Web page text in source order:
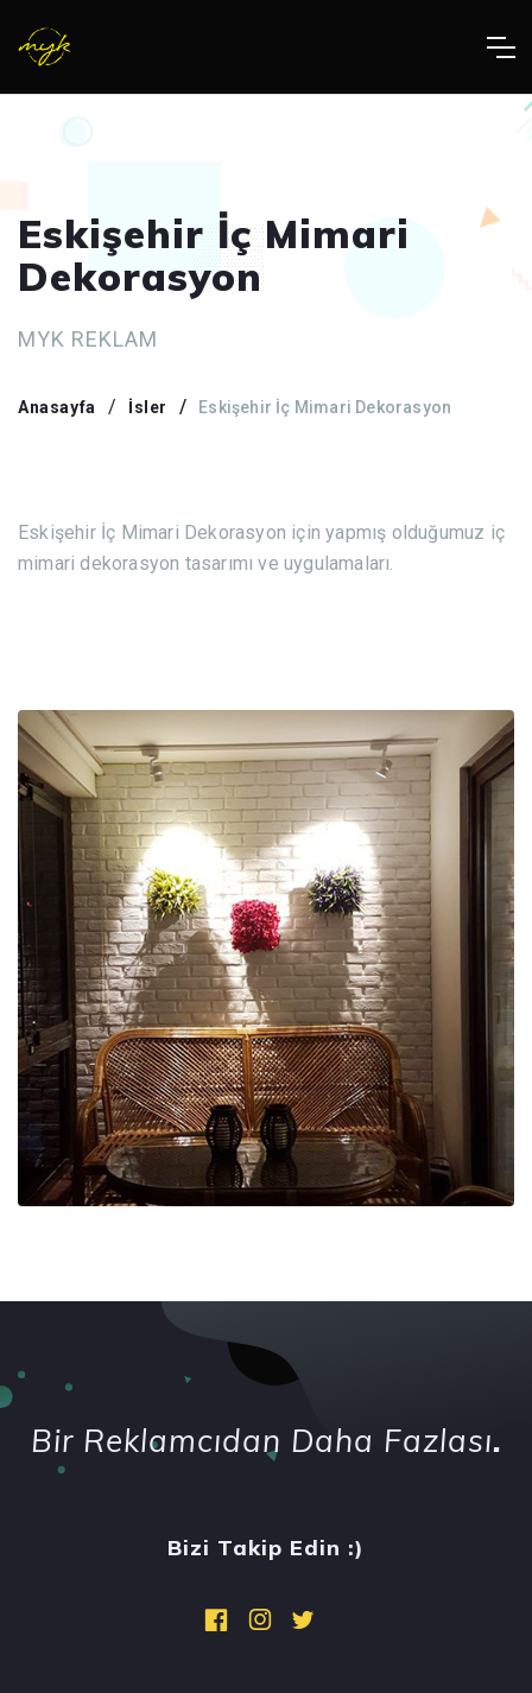
Eskişehir İç Mimari
Dekorasyon
MYK REKLAM
Anasayfa İsler Eskişehir İç Mimari Dekorasyon
Eskişehir İç Mimari Dekorasyon için yapmış olduğumuz iç
mimari dekorasyon tasarımı ve uygulamaları.
Bir Reklamcıdan Daha Fazlası.
Bizi Takip Edin :)